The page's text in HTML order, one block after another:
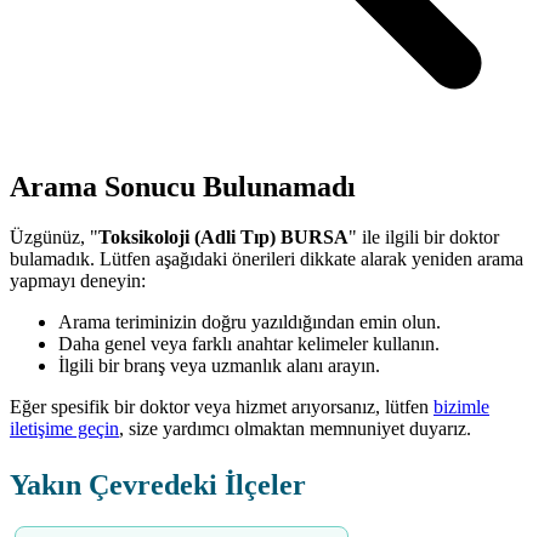
Arama Sonucu Bulunamadı
Üzgünüz, "Toksikoloji (Adli Tıp) BURSA" ile ilgili bir doktor
bulamadık. Lütfen aşağıdaki önerileri dikkate alarak yeniden arama
yapmayı deneyin:
Arama teriminizin doğru yazıldığından emin olun.
Daha genel veya farklı anahtar kelimeler kullanın.
İlgili bir branş veya uzmanlık alanı arayın.
Eğer spesifik bir doktor veya hizmet arıyorsanız, lütfen bizimle
iletişime geçin, size yardımcı olmaktan memnuniyet duyarız.
Yakın Çevredeki İlçeler